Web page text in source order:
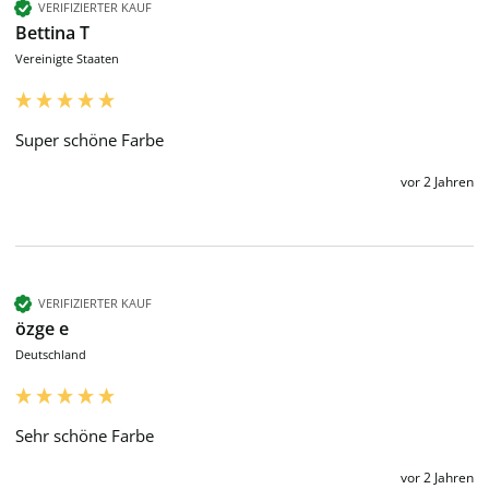
VERIFIZIERTER KAUF
Bettina T
Vereinigte Staaten
Super schöne Farbe
vor 2 Jahren
VERIFIZIERTER KAUF
özge e
Deutschland
Sehr schöne Farbe
vor 2 Jahren